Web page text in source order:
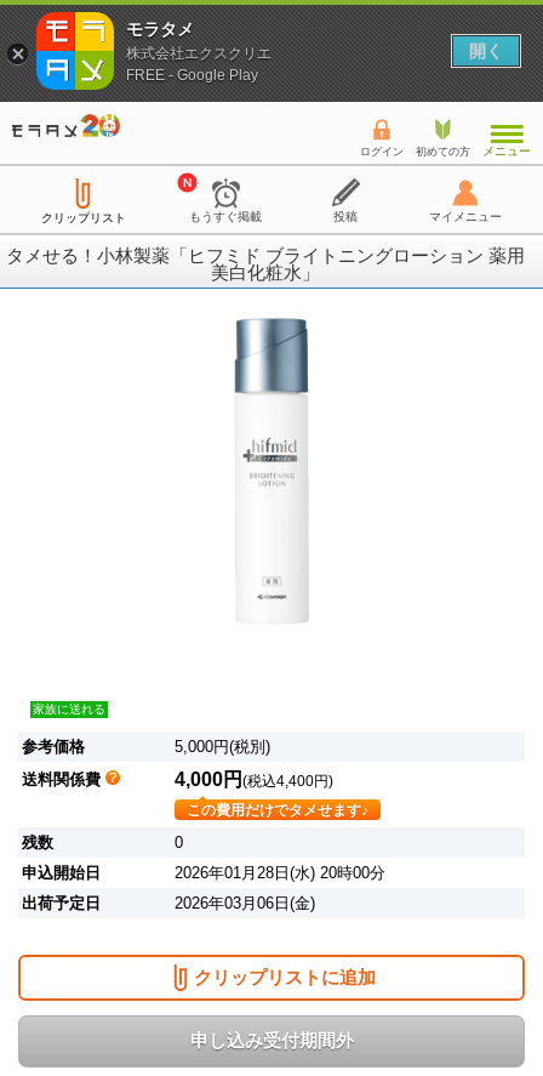
ログイン 初めての方 メニュー
クリップリスト もうすぐ掲載 投稿 マイメニュー
タメせる！小林製薬「ヒフミド ブライトニングローション 薬用
美白化粧水」
家族に送れる
参考価格
5,000円(税別)
送料関係費
4,000円 (税込4,400円)
この費用だけでタメせます♪
残数
0
申込開始日
2026年01月28日(水) 20時00分
出荷予定日
2026年03月06日(金)
クリップリストに追加
申し込み受付期間外
モラタメ
株式会社エクスクリエ
FREE - Google Play
開く